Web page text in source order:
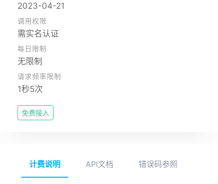
2023-04-21
调用权限
需实名认证
每日限制
无限制
请求频率限制
1秒5次
免费接入
计费说明 API文档 错误码参照